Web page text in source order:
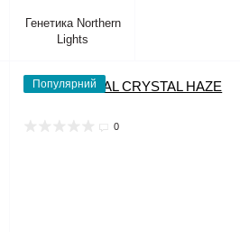
Генетика Northern
Lights
Популярний
0